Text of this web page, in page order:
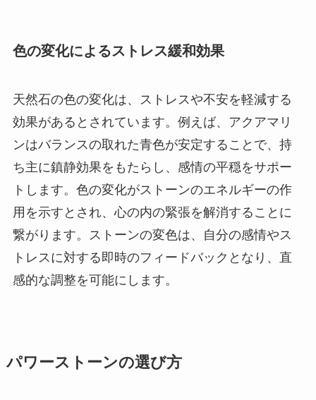
色の変化によるストレス緩和効果
天然石の色の変化は、ストレスや不安を軽減する
効果があるとされています。例えば、アクアマリ
ンはバランスの取れた青色が安定することで、持
ち主に鎮静効果をもたらし、感情の平穏をサポー
トします。色の変化がストーンのエネルギーの作
用を示すとされ、心の内の緊張を解消することに
繋がります。ストーンの変色は、自分の感情やス
トレスに対する即時のフィードバックとなり、直
感的な調整を可能にします。
パワーストーンの選び方